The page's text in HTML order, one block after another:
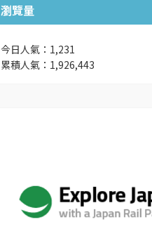
瀏覽量
今日人氣：1,231
累積人氣：1,926,443